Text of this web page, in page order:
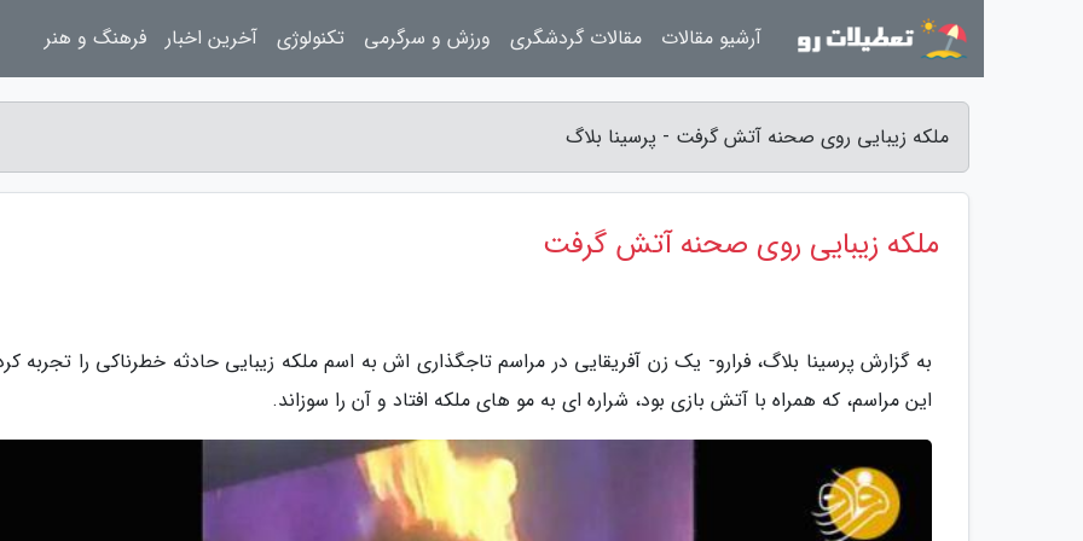
ملکه زیبایی روی صحنه آتش گرفت - پرسینا بلاگ
ملکه زیبایی روی صحنه آتش گرفت
به گزارش پرسینا بلاگ، فرارو- یک زن آفریقایی در مراسم تاجگذاری اش به اسم ملکه زیبایی حادثه خطرناکی را تجربه
این مراسم، که همراه با آتش بازی بود، شراره ای به مو های ملکه افتاد و آن را سوزاند.
آرشیو مقالات مقالات گردشگری ورزش و سرگرمی تکنولوژی آخرین اخبار فرهنگ و هنر